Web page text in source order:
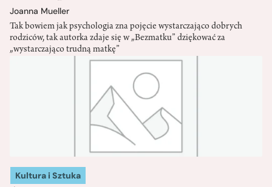
Joanna Mueller
Tak bowiem jak psychologia zna pojęcie wystarczająco dobrych
rodziców, tak autorka zdaje się w „Bezmatku” dziękować za
„wystarczająco trudną matkę”
Kultura i Sztuka